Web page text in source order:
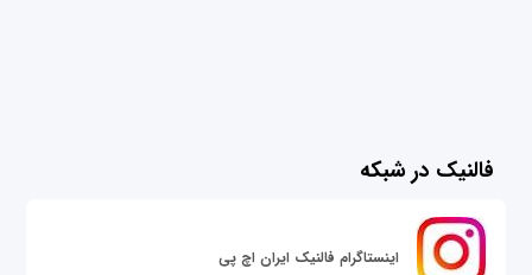
فالنیک در شبکه
اینستاگرام فالنیک ایران اچ پی